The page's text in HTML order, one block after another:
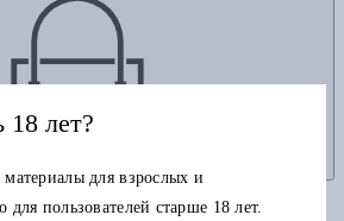
лет?
для взрослых и
для пользователей старше 18 лет.